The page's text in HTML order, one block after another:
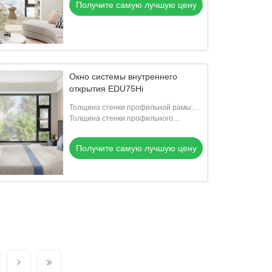
Получите самую лучшую цену
Окно системы внутреннего
открытия EDU75Hi
Толщина стенки профильной рамы:
1.8 мм
Толщина стенки профильного
Получите самую лучшую цену